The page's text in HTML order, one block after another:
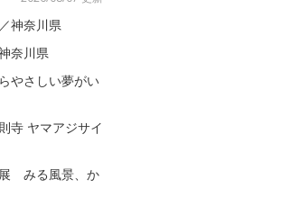
神奈川県
奈川県
やさしい夢がい
寺 ヤマアジサイ
みる風景、か